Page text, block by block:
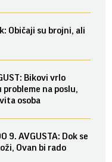
Običaji su brojni, ali
Bikovi vrlo
na poslu,
osoba
9. AVGUSTA: Dok se
Ovan bi rado